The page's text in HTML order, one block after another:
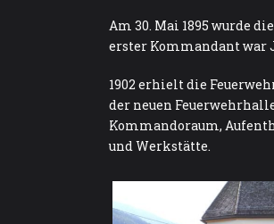
Am 30. Mai 1895 wurde
erster Kommandant war
1902 erhielt die
der neuen
Kommandoraum,
und Werkstätte.